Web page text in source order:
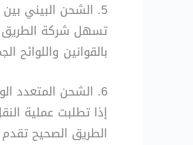
5. الشحن البيني بين المدن والدول
تسهل شركة الطريق
بالقوانين
6. الشحن المتعدد الوسائط
إذا تطلبت عملية
الطريق الصحيح